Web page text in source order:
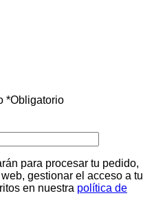
*Obligatorio
para procesar tu pedido,
gestionar el acceso a tu
en nuestra política de